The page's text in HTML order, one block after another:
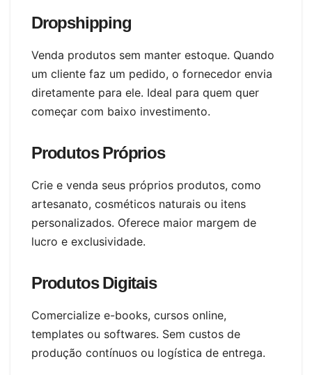
Dropshipping
Venda produtos sem manter estoque. Quando
um cliente faz um pedido, o fornecedor envia
diretamente para ele. Ideal para quem quer
começar com baixo investimento.
Produtos Próprios
Crie e venda seus próprios produtos, como
artesanato, cosméticos naturais ou itens
personalizados. Oferece maior margem de
lucro e exclusividade.
Produtos Digitais
Comercialize e-books, cursos online,
templates ou softwares. Sem custos de
produção contínuos ou logística de entrega.